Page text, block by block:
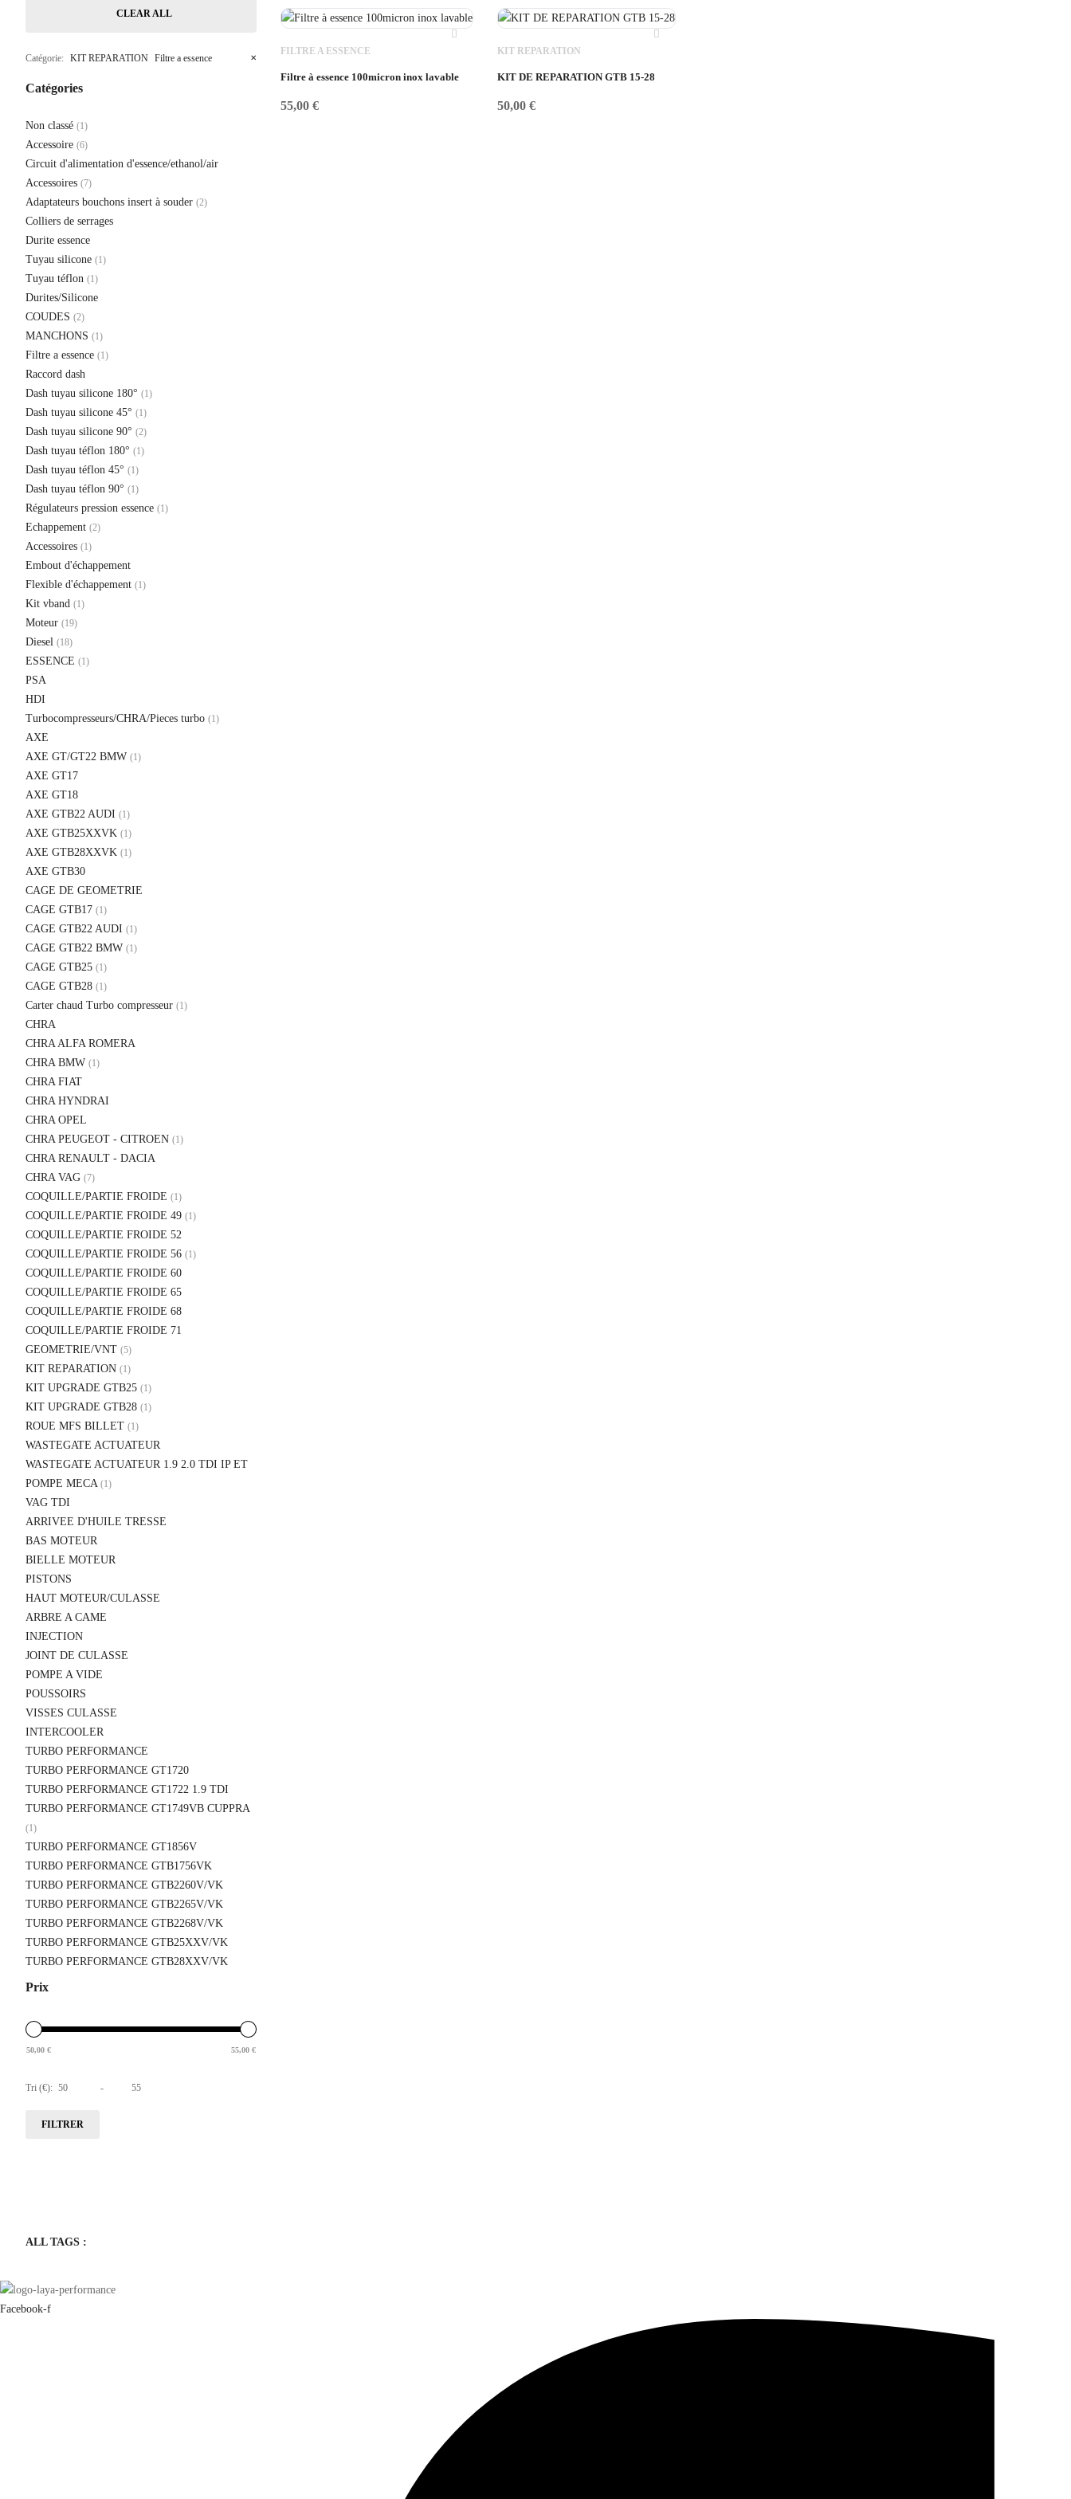
CLEAR ALL
Catégorie: KIT REPARATION Filtre a essence ✕
Catégories
Non classé (1)
Accessoire (6)
Circuit d'alimentation d'essence/ethanol/air
Accessoires (7)
Adaptateurs bouchons insert à souder (2)
Colliers de serrages
Durite essence
Tuyau silicone (1)
Tuyau téflon (1)
Durites/Silicone
COUDES (2)
MANCHONS (1)
Filtre a essence (1)
Raccord dash
Dash tuyau silicone 180° (1)
Dash tuyau silicone 45° (1)
Dash tuyau silicone 90° (2)
Dash tuyau téflon 180° (1)
Dash tuyau téflon 45° (1)
Dash tuyau téflon 90° (1)
Régulateurs pression essence (1)
Echappement (2)
Accessoires (1)
Embout d'échappement
Flexible d'échappement (1)
Kit vband (1)
Moteur (19)
Diesel (18)
ESSENCE (1)
PSA
HDI
Turbocompresseurs/CHRA/Pieces turbo (1)
AXE
AXE GT/GT22 BMW (1)
AXE GT17
AXE GT18
AXE GTB22 AUDI (1)
AXE GTB25XXVK (1)
AXE GTB28XXVK (1)
AXE GTB30
CAGE DE GEOMETRIE
CAGE GTB17 (1)
CAGE GTB22 AUDI (1)
CAGE GTB22 BMW (1)
CAGE GTB25 (1)
CAGE GTB28 (1)
Carter chaud Turbo compresseur (1)
CHRA
CHRA ALFA ROMERA
CHRA BMW (1)
CHRA FIAT
CHRA HYNDRAI
CHRA OPEL
CHRA PEUGEOT - CITROEN (1)
CHRA RENAULT - DACIA
CHRA VAG (7)
COQUILLE/PARTIE FROIDE (1)
COQUILLE/PARTIE FROIDE 49 (1)
COQUILLE/PARTIE FROIDE 52
COQUILLE/PARTIE FROIDE 56 (1)
COQUILLE/PARTIE FROIDE 60
COQUILLE/PARTIE FROIDE 65
COQUILLE/PARTIE FROIDE 68
COQUILLE/PARTIE FROIDE 71
GEOMETRIE/VNT (5)
KIT REPARATION (1)
KIT UPGRADE GTB25 (1)
KIT UPGRADE GTB28 (1)
ROUE MFS BILLET (1)
WASTEGATE ACTUATEUR
WASTEGATE ACTUATEUR 1.9 2.0 TDI IP ET
POMPE MECA (1)
VAG TDI
ARRIVEE D'HUILE TRESSE
BAS MOTEUR
BIELLE MOTEUR
PISTONS
HAUT MOTEUR/CULASSE
ARBRE A CAME
INJECTION
JOINT DE CULASSE
POMPE A VIDE
POUSSOIRS
VISSES CULASSE
INTERCOOLER
TURBO PERFORMANCE
TURBO PERFORMANCE GT1720
TURBO PERFORMANCE GT1722 1.9 TDI
TURBO PERFORMANCE GT1749VB CUPPRA
(1)
TURBO PERFORMANCE GT1856V
TURBO PERFORMANCE GTB1756VK
TURBO PERFORMANCE GTB2260V/VK
TURBO PERFORMANCE GTB2265V/VK
TURBO PERFORMANCE GTB2268V/VK
TURBO PERFORMANCE GTB25XXV/VK
TURBO PERFORMANCE GTB28XXV/VK
Prix
50,00 € 55,00 €
Tri (€): -
FILTRER
FILTRE A ESSENCE
Filtre à essence 100micron inox lavable
55,00 €
KIT REPARATION
KIT DE REPARATION GTB 15-28
50,00 €
ALL TAGS :
Facebook-f